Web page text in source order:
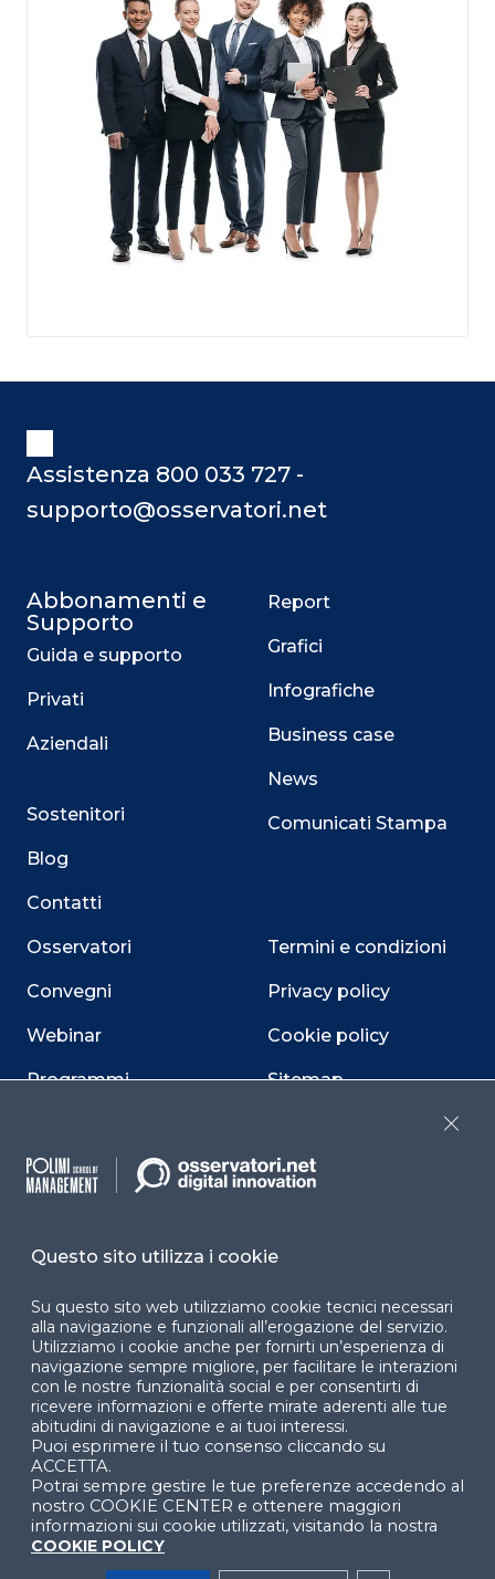
Assistenza 800 033 727 -
supporto@osservatori.net
Abbonamenti e
Supporto
Guida e supporto
Privati
Aziendali
Sostenitori
Blog
Contatti
Osservatori
Convegni
Webinar
Programmi
Report
Grafici
Infografiche
Business case
News
Comunicati Stampa
Termini e condizioni
Privacy policy
Cookie policy
Sitemap
Facebook LinkedIn
YouTube X
© 2024 Copyright © Politecnico di Milano Dipartimento
Questo sito utilizza i cookie
Su questo sito web utilizziamo cookie tecnici necessari
alla navigazione e funzionali all’erogazione del servizio.
Utilizziamo i cookie anche per fornirti un’esperienza di
navigazione sempre migliore, per facilitare le interazioni
con le nostre funzionalità social e per consentirti di
ricevere informazioni e offerte mirate aderenti alle tue
abitudini di navigazione e ai tuoi interessi.
Puoi esprimere il tuo consenso cliccando su
ACCETTA.
Potrai sempre gestire le tue preferenze accedendo al
nostro COOKIE CENTER e ottenere maggiori
informazioni sui cookie utilizzati, visitando la nostra
COOKIE POLICY